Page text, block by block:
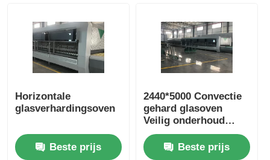
Horizontale
glasverhardingsoven
Beste prijs
2440*5000 Convectie
gehard glasoven
Veilig onderhoud
beschikbaar
Beste prijs